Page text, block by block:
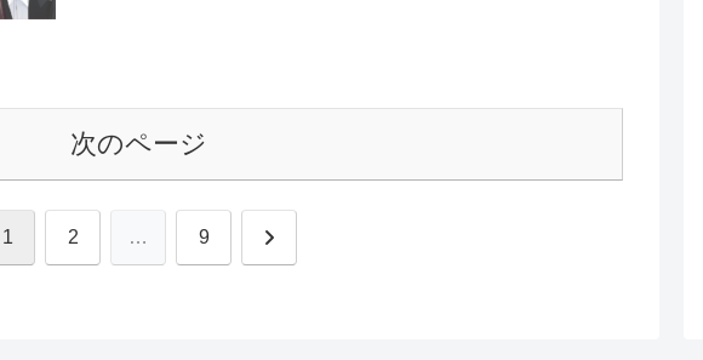
次のページ
1 2 … 9 次